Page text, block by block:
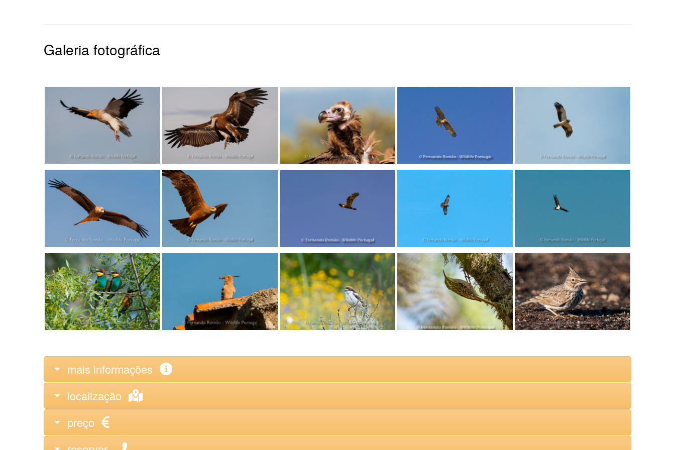
Galeria fotográfica
mais informações
localização
preço